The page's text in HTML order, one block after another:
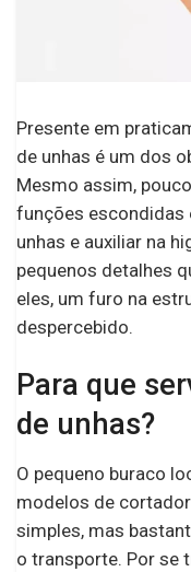
Presente em
de unhas é um dos
Mesmo assim,
funções escondidas
unhas e auxiliar na
pequenos detalhes
eles, um furo na
despercebido.
Para que
de unhas?
O pequeno buraco
modelos de
simples, mas
o transporte. Por se